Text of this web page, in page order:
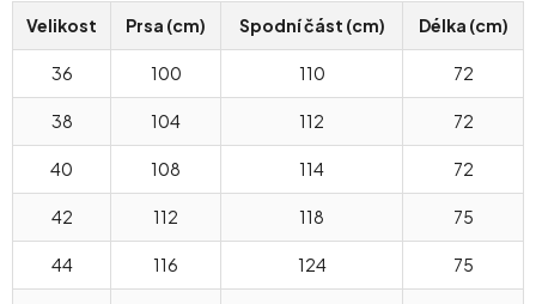
Velikost Prsa (cm) Spodní část (cm) Délka (cm)
36 100 110 72
38 104 112 72
40 108 114 72
42 112 118 75
44 116 124 75